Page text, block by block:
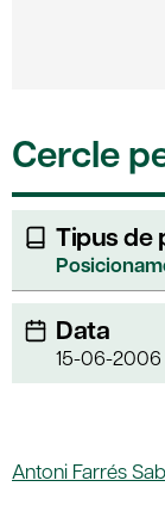
Cercle
Tipus de
Data
15-06-2006
Antoni Farrés